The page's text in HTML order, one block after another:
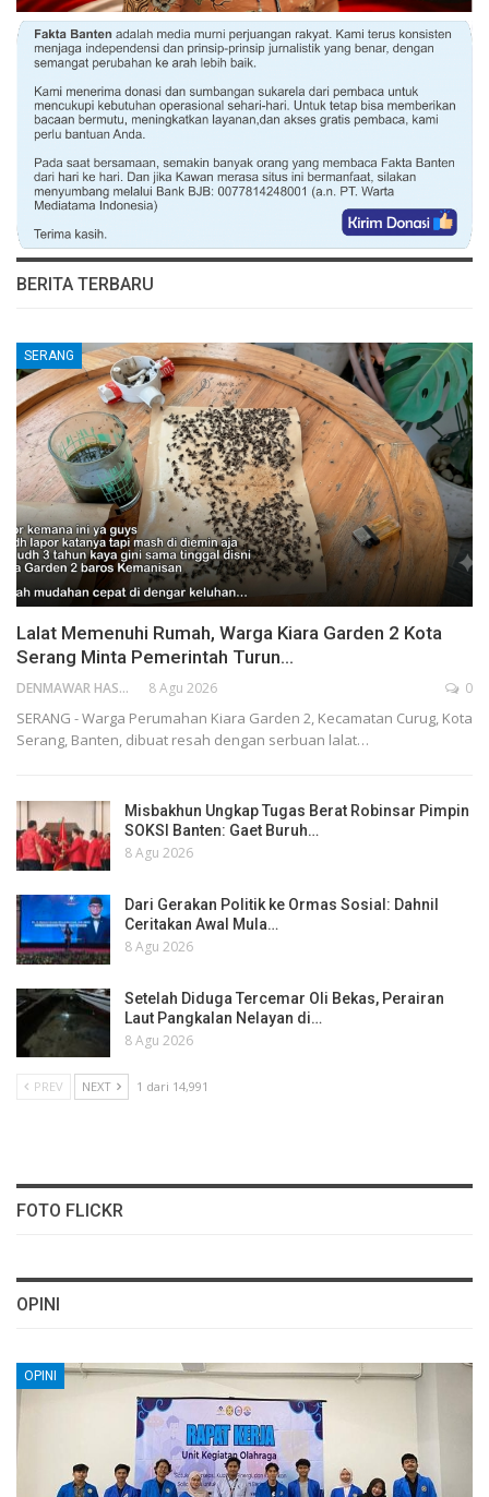
BERITA TERBARU
SERANG
Lalat Memenuhi Rumah, Warga Kiara Garden 2 Kota
Serang Minta Pemerintah Turun…
DENMAWAR HASANUDIN 8 Agu 2026 0
SERANG - Warga Perumahan Kiara Garden 2, Kecamatan Curug, Kota
Serang, Banten, dibuat resah dengan serbuan lalat…
Misbakhun Ungkap Tugas Berat Robinsar Pimpin
SOKSI Banten: Gaet Buruh…
8 Agu 2026
Dari Gerakan Politik ke Ormas Sosial: Dahnil
Ceritakan Awal Mula…
8 Agu 2026
Setelah Diduga Tercemar Oli Bekas, Perairan
Laut Pangkalan Nelayan di…
8 Agu 2026
PREV NEXT 1 dari 14,991
FOTO FLICKR
OPINI
OPINI